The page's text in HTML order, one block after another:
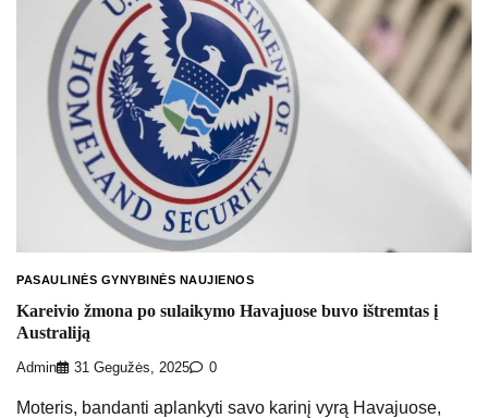
PASAULINĖS GYNYBINĖS NAUJIENOS
Kareivio žmona po sulaikymo Havajuose buvo ištremtas į
Australiją
Admin 31 Gegužės, 2025 0
Moteris, bandanti aplankyti savo karinį vyrą Havajuose,